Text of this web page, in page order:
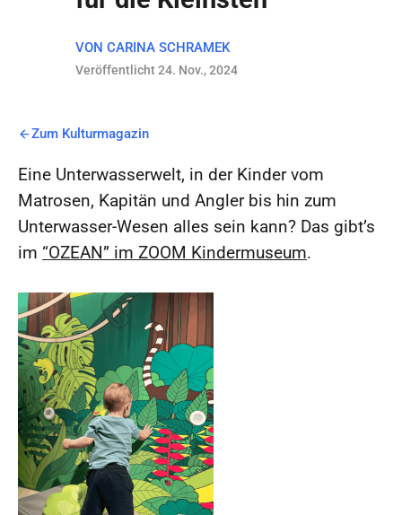
VON CARINA SCHRAMEK
Veröffentlicht 24. Nov., 2024
Zum Kulturmagazin
Eine Unterwasserwelt, in der Kinder vom
Matrosen, Kapitän und Angler bis hin zum
Unterwasser-Wesen alles sein kann? Das gibt’s
im “OZEAN” im ZOOM Kindermuseum.